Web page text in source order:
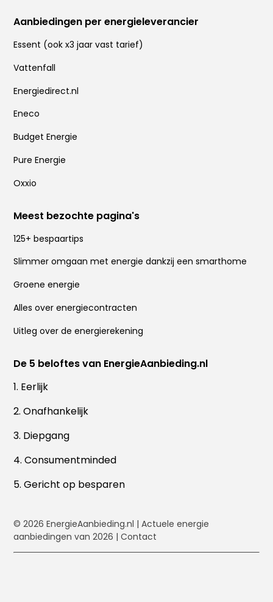
Aanbiedingen per energieleverancier
Essent (ook x3 jaar vast tarief)
Vattenfall
Energiedirect.nl
Eneco
Budget Energie
Pure Energie
Oxxio
Meest bezochte pagina's
125+ bespaartips
Slimmer omgaan met energie dankzij een smarthome
Groene energie
Alles over energiecontracten
Uitleg over de energierekening
De 5 beloftes van EnergieAanbieding.nl
1. Eerlijk
2. Onafhankelijk
3. Diepgang
4. Consumentminded
5. Gericht op besparen
© 2026EnergieAanbieding.nl | Actuele energie
aanbiedingen van 2026 |Contact